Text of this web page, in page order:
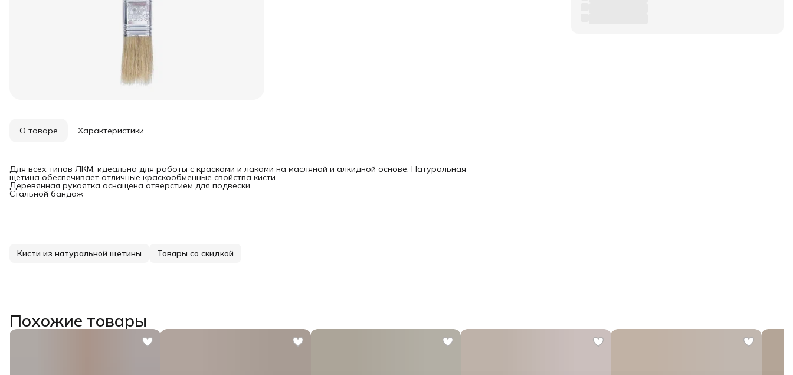
О товаре Характеристики
Для всех типов ЛКМ, идеальна для работы с красками и лаками на масляной и алкидной основе. Натуральная
щетина обеспечивает отличные краскообменные свойства кисти.
Деревянная рукоятка оснащена отверстием для подвески.
Стальной бандаж
Кисти из натуральной щетины Товары со скидкой
Похожие товары